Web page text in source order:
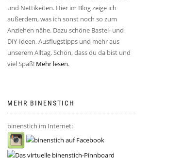
und Nettikeiten. Hier im Blog zeige ich
außerdem, was ich sonst noch so zum
Anziehen nähe. Dazu schöne Bastel- und
DIY-Ideen, Ausflugstipps und mehr aus
unserem Alltag. Schön, dass du da bist und
viel Spaß! Mehr lesen.
MEHR BINENSTICH
binenstich im Internet: